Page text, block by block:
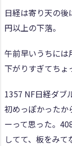
日経は寄り天の
円以上の下落。
午前早いうちには
下がりすぎてちょ
1357 NF日経ダブ
初めっぽかったか
ーって思った。
してて、板をみ